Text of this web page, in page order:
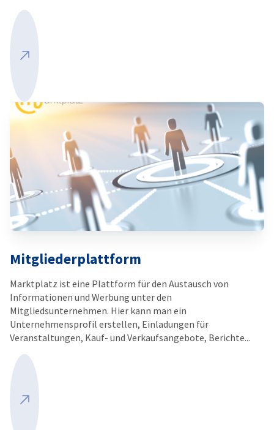
Mehr ansehen
Mitgliederplattform
Marktplatz ist eine Plattform für den Austausch von
Informationen und Werbung unter den
Mitgliedsunternehmen. Hier kann man ein
Unternehmensprofil erstellen, Einladungen für
Veranstaltungen, Kauf- und Verkaufsangebote, Berichte...
Mehr ansehen